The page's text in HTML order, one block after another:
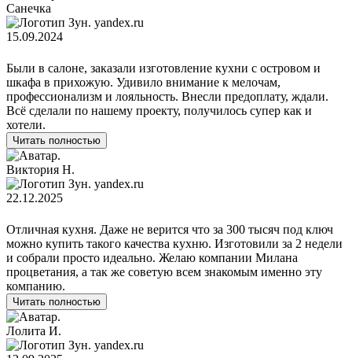
Санечка
yandex.ru
15.09.2024
Были в салоне, заказали изготовление кухни с островом и
шкафа в прихожую. Удивило внимание к мелочам,
профессионализм и лояльность. Внесли предоплату, ждали.
Всё сделали по нашему проекту, получилось супер как и
хотели.
Читать полностью
Виктория Н.
yandex.ru
22.12.2025
Отличная кухня. Даже не верится что за 300 тысяч под ключ
можно купить такого качества кухню. Изготовили за 2 недели
и собрали просто идеально. Желаю компании Милана
процветания, а так же советую всем знакомым именно эту
компанию.
Читать полностью
Лолита И.
yandex.ru